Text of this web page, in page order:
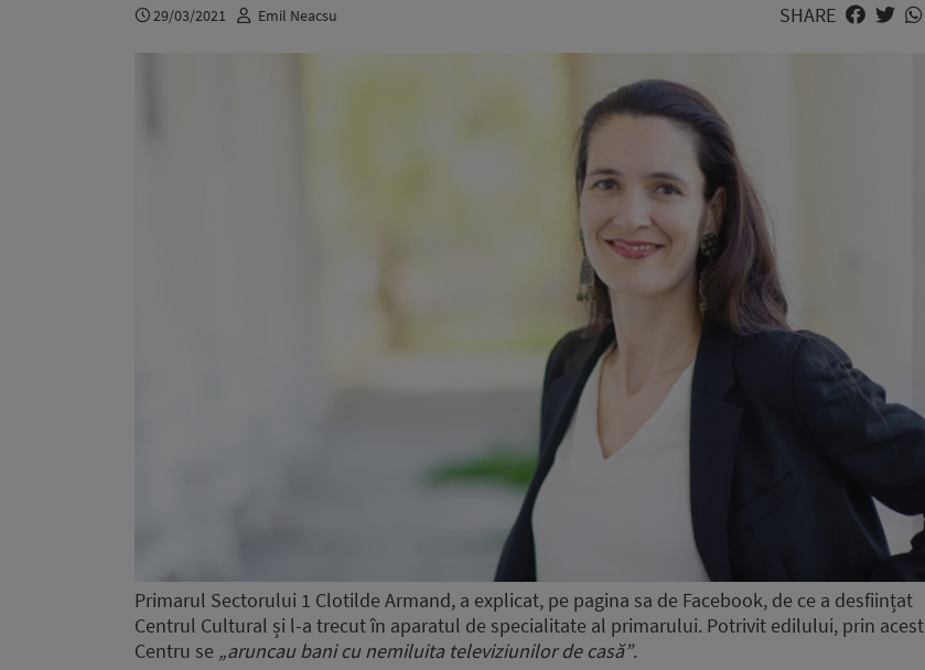
29/03/2021 Emil Neacsu SHARE
Primarul Sectorului 1 Clotilde Armand, a explicat, pe pagina sa de Facebook, de ce a desființat
Centrul Cultural și l-a trecut în aparatul de specialitate al primarului. Potrivit edilului, prin acest
Centru se „aruncau bani cu nemiluita televiziunilor de casă”.